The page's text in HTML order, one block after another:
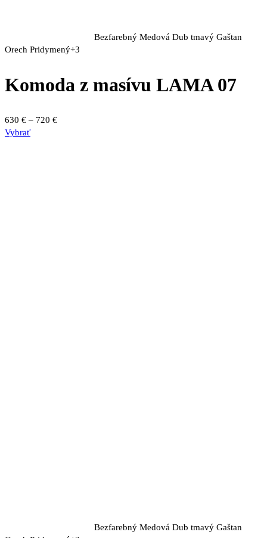
Bezfarebný Medová Dub tmavý Gaštan
Orech Pridymený+3
Komoda z masívu LAMA 07
630 € – 720 €Price
VybraťTento
Bezfarebný Medová Dub tmavý Gaštan